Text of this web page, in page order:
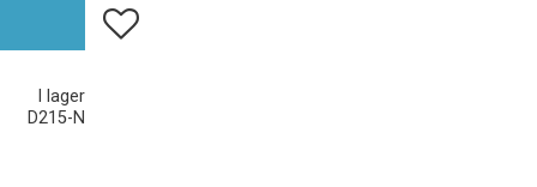
Lägg till i favoriter
I lager
D215-N